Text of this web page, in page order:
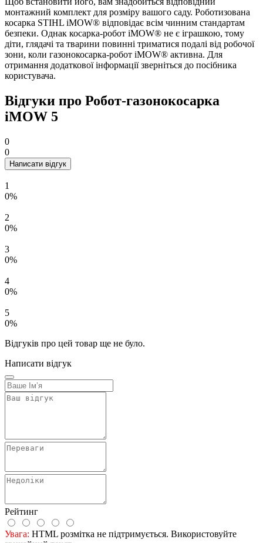
монтажний комплект для розміру вашого саду. Роботизована
косарка STIHL iMOW® відповідає всім чинним стандартам
безпеки. Однак косарка-робот iMOW® не є іграшкою, тому
діти, глядачі та тварини повинні триматися подалі від робочої
зони, коли газонокосарка-робот iMOW® активна. Для
отримання додаткової інформації зверніться до посібника
користувача.
Відгуки про Робот-газонокосарка
iMOW 5
0
0
Написати відгук
1
0%
2
0%
3
0%
4
0%
5
0%
Відгуків про цей товар ще не було.
Написати відгук
Рейтинг
Увага: HTML розмітка не підтримується. Використовуйте